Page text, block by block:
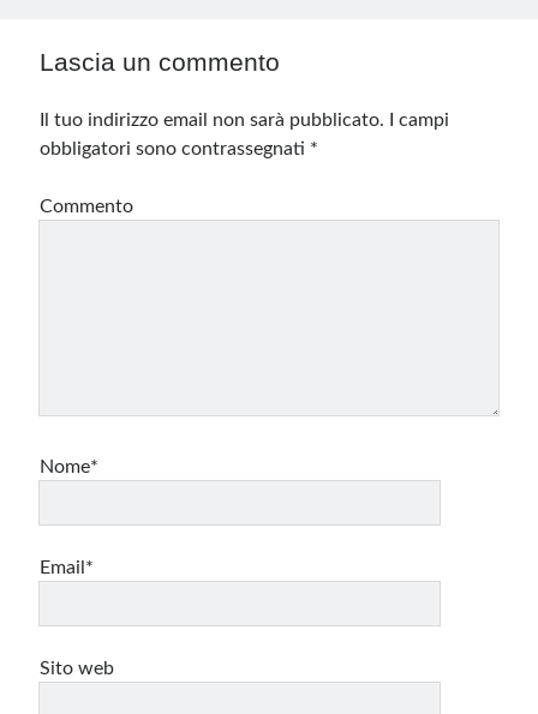
Lascia un commento
Il tuo indirizzo email non sarà pubblicato.
I campi
obbligatori sono contrassegnati *
Commento
Nome*
Email*
Sito web